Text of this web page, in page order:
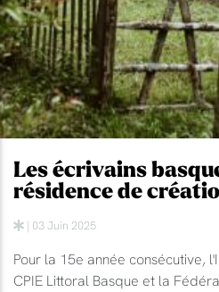
Les écrivains
résidence de
| 03 Juin 2025
Pour la 15e année consécutive,
CPIE Littoral Basque et la